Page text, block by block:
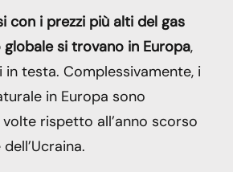
con i prezzi più alti del gas
si trovano in Europa,
in testa. Complessivamente, i
in Europa sono
rispetto all’anno scorso